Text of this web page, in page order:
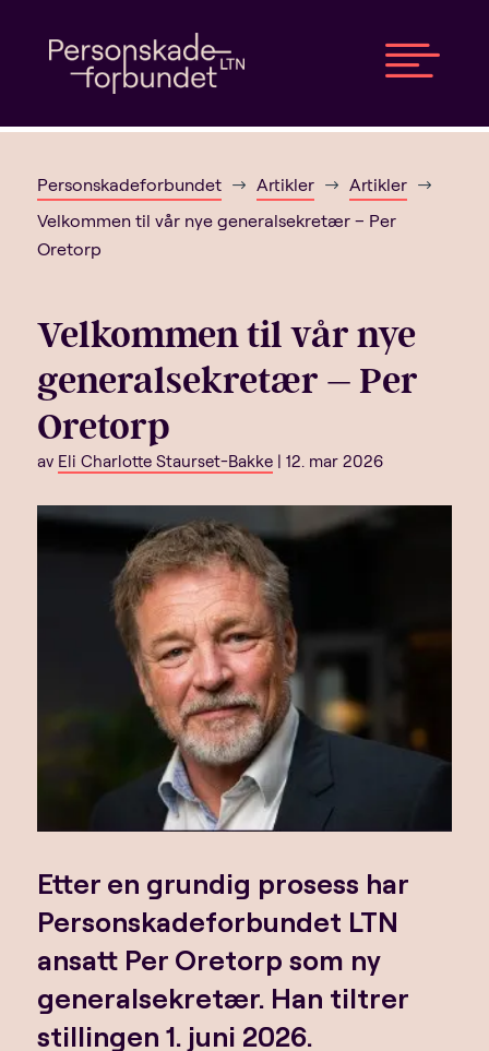

Personskadeforbundet $ Artikler $ Artikler $
Velkommen til vår nye generalsekretær – Per
Oretorp
Velkommen til vår nye
generalsekretær – Per
Oretorp
av Eli Charlotte Staurset-Bakke| 12. mar 2026
Etter en grundig prosess har
Personskadeforbundet LTN
ansatt Per Oretorp som ny
generalsekretær. Han tiltrer
stillingen 1. juni 2026.